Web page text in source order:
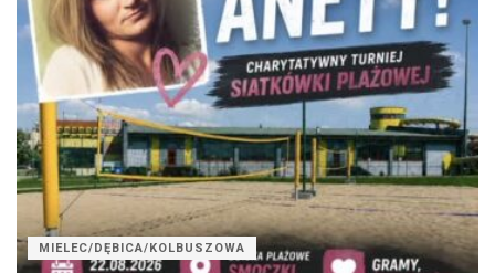
MIELEC/DĘBICA/KOLBUSZOWA